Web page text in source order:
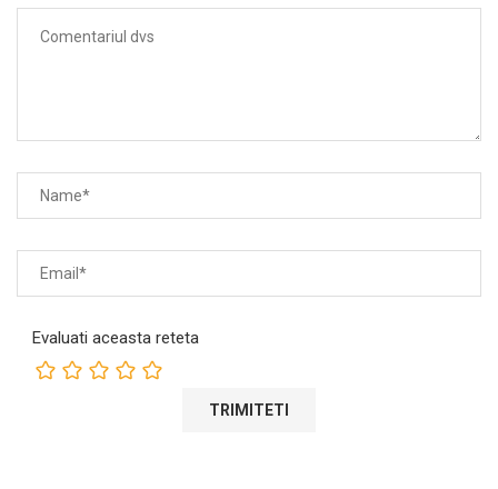
Evaluati aceasta reteta